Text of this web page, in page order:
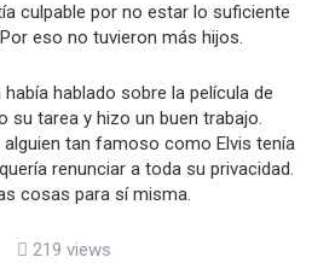
culpable por no estar lo suficiente
eso no tuvieron más hijos.
hablado sobre la película de
su tarea y hizo un buen trabajo.
alguien tan famoso como Elvis tenía
renunciar a toda su privacidad.
cosas para sí misma.
219 views